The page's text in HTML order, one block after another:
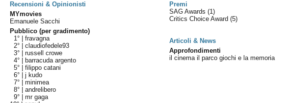
Recensioni & Opinionisti
Premi
MYmovies
Emanuele Sacchi
Pubblico (per gradimento)
1° |fravagna
2° |claudiofedele93
3° |russell crowe
4° |
barracuda argento
5° |filippo catani
6° |j kudo
7° |minimea
8° |andrelibero
9° |mr gaga
SAG Awards(1)
Critics Choice Award(5)
Articoli & News
Approfondimenti
il cinema il parco giochi e la memoria